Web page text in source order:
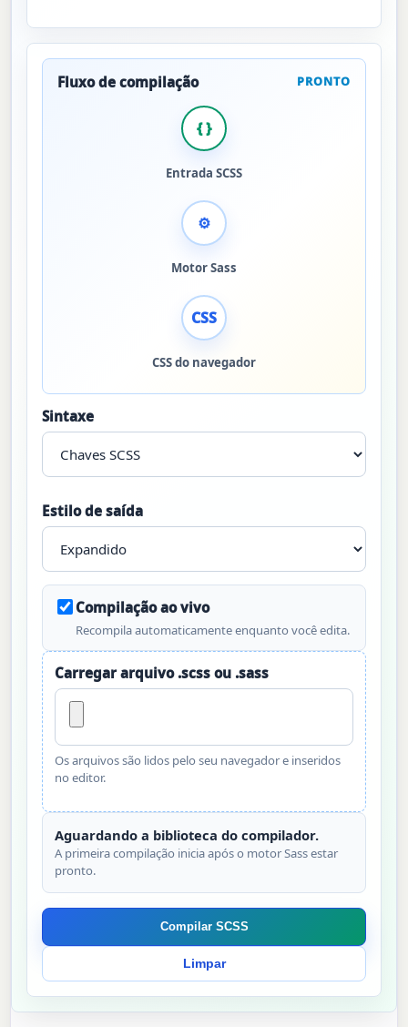
Fluxo de compilação PRONTO
{ }
Entrada SCSS
⚙
Motor Sass
CSS
CSS do navegador
Sintaxe
Estilo de saída
Compilação ao vivo
Recompila automaticamente enquanto você edita.
Carregar arquivo .scss ou .sass
Os arquivos são lidos pelo seu navegador e inseridos
no editor.
Aguardando a biblioteca do compilador.
A primeira compilação inicia após o motor Sass estar
pronto.
Compilar SCSS
Limpar